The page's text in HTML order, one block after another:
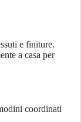
e finiture.
a casa per
coordinati